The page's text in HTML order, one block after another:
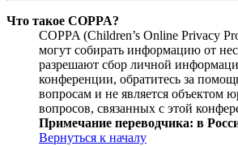
Что такое COPPA?
COPPA (Children’s Online Privacy
могут собирать информацию от
разрешают сбор личной
конференции, обратитесь за
вопросам и не является объектом
вопросов, связанных с этой
Примечание переводчика: в
Вернуться к началу